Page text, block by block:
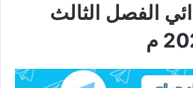
الفصل الثالث